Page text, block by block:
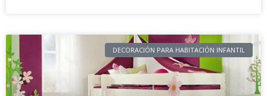
DECORACIÓN PARA HABITACIÓN INFANTIL